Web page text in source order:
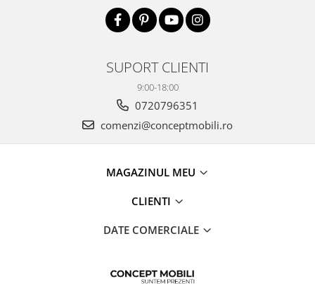
SUPORT CLIENTI
9:00-18:00
0720796351
comenzi@conceptmobili.ro
MAGAZINUL MEU
CLIENTI
DATE COMERCIALE